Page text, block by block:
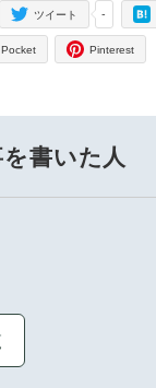
-
ツイート
Pocket Pinterest
書いた人